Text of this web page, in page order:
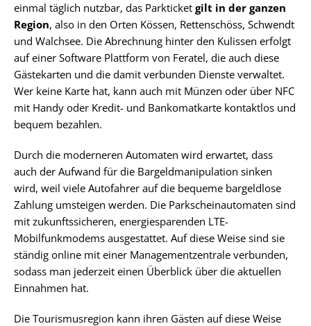
einmal täglich nutzbar, das Parkticket gilt in der ganzen
Region, also in den Orten Kössen, Rettenschöss, Schwendt
und Walchsee. Die Abrechnung hinter den Kulissen erfolgt
auf einer Software Plattform von Feratel, die auch diese
Gästekarten und die damit verbunden Dienste verwaltet.
Wer keine Karte hat, kann auch mit Münzen oder über NFC
mit Handy oder Kredit- und Bankomatkarte kontaktlos und
bequem bezahlen.
Durch die moderneren Automaten wird erwartet, dass
auch der Aufwand für die Bargeldmanipulation sinken
wird, weil viele Autofahrer auf die bequeme bargeldlose
Zahlung umsteigen werden. Die Parkscheinautomaten sind
mit zukunftssicheren, energiesparenden LTE-
Mobilfunkmodems ausgestattet. Auf diese Weise sind sie
ständig online mit einer Managementzentrale verbunden,
sodass man jederzeit einen Überblick über die aktuellen
Einnahmen hat.
Die Tourismusregion kann ihren Gästen auf diese Weise